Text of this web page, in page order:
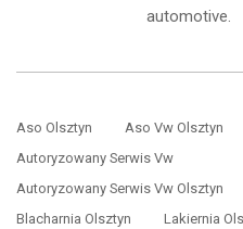
automotive.
Aso Olsztyn
Aso Vw Olsztyn
Autoryzowany Serwis Vw
Autoryzowany Serwis Vw Olsztyn
Blacharnia Olsztyn
Lakiernia